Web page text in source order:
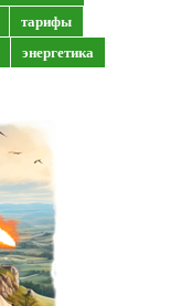
тарифы
энергетика